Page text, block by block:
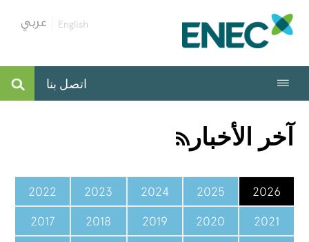
English
اتصل بنا
آخر الأخبار
2026
2025
2024
2023
2022
2021
2020
2019
2018
2017